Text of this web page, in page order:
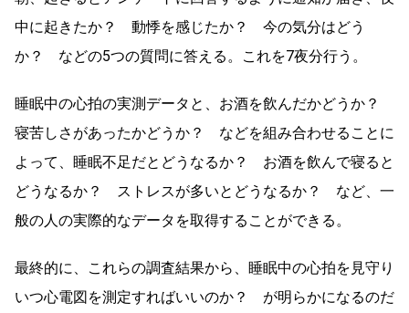
中に起きたか？ 動悸を感じたか？ 今の気分はどう
か？ などの5つの質問に答える。これを7夜分行う。
睡眠中の心拍の実測データと、お酒を飲んだかどうか？
寝苦しさがあったかどうか？ などを組み合わせることに
よって、睡眠不足だとどうなるか？ お酒を飲んで寝ると
どうなるか？ ストレスが多いとどうなるか？ など、一
般の人の実際的なデータを取得することができる。
最終的に、これらの調査結果から、睡眠中の心拍を見守り
いつ心電図を測定すればいいのか？ が明らかになるのだ